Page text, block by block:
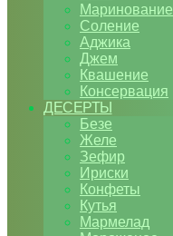
Маринование
Соление
Аджика
Джем
Квашение
Консервация
ДЕСЕРТЫ
Безе
Желе
Зефир
Ириски
Конфеты
Кутья
Мармелад